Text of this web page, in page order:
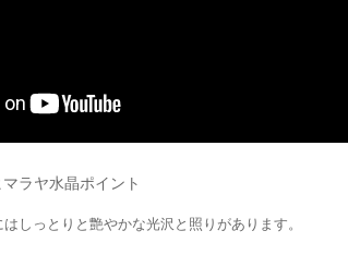
ラヤ水晶ポイント
しっとりと艶やかな光沢と照りがあります。